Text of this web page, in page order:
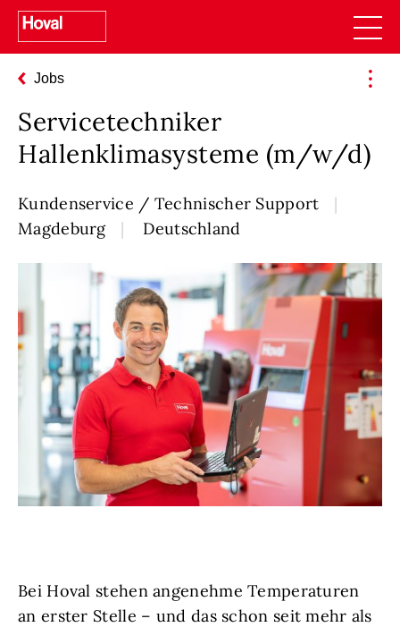
Jobs
Servicetechniker
Hallenklimasysteme (m/w/d)
Kundenservice / Technischer Support
Magdeburg
Deutschland
Bei Hoval stehen angenehme Temperaturen
an erster Stelle – und das schon seit mehr als